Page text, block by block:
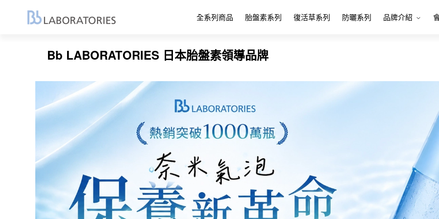
全系列商品 胎盤素系列 復活草系列 防曬系列 品牌介紹
Bb LABORATORIES 日本胎盤素領導品牌